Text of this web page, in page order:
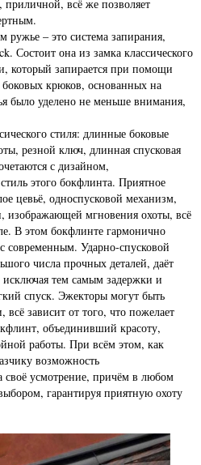
всё же позволяет
– это система запирания,
Состоит она из замка классического
который запирается при помощи
крюков, основанных на
было уделено не меньше внимания,
стиля: длинные боковые
резной ключ, длинная спусковая
с дизайном,
этого бокфлинта. Приятное
цевьё, односпусковой механизм,
изображающей мгновения охоты, всё
В этом бокфлинте гармонично
с современным. Ударно-спусковой
числа прочных деталей, даёт
тем самым задержки и
спуск. Эжекторы могут быть
зависит от того, что пожелает
объединивший красоту,
работы. При всём этом, как
возможность
своё усмотрение, причём в любом
гарантируя приятную охоту